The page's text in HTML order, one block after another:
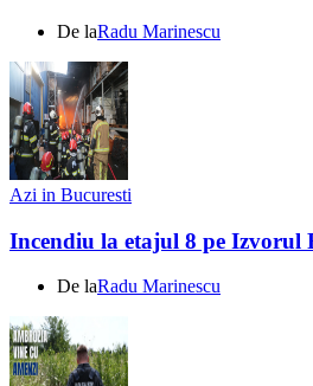
De laRadu Marinescu
Azi in Bucuresti
Incendiu la etajul 8 pe Izvorul
De laRadu Marinescu